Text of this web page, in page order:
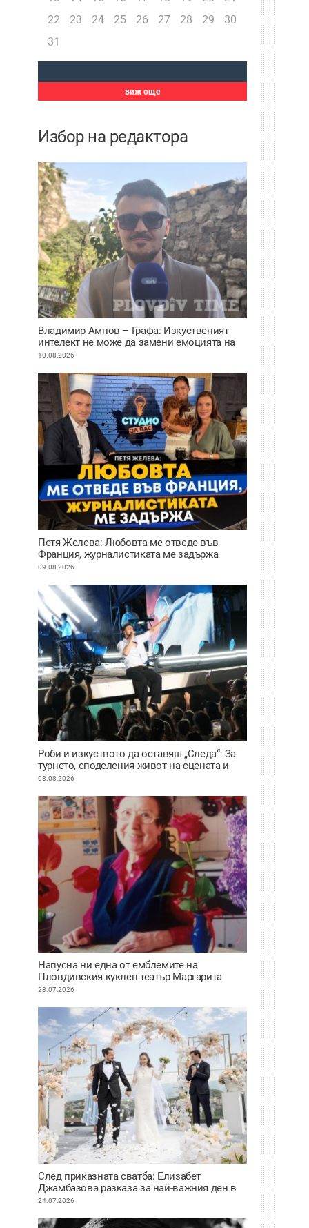
22
23 24 25 26 27 28 29
30
31
виж още
Избор на редактора
Владимир Ампов – Графа: Изкуственият
интелект не може да замени емоцията на
живо
10.08.2026
Петя Желева: Любовта ме отведе във
Франция, журналистиката ме задържа
ВИДЕО
09.08.2026
Роби и изкуството да оставяш „Следа“: За
турнето, споделения живот на сцената и
искуствения интелект
08.08.2026
Напусна ни една от емблемите на
Пловдивския куклен театър Маргарита
Апостолова
28.07.2026
След приказната сватба: Елизабет
Джамбазова разказа за най-важния ден в
живота си
24.07.2026